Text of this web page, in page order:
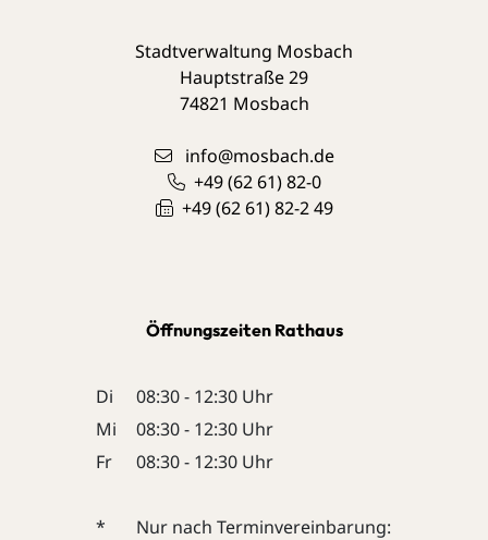
Stadtverwaltung Mosbach
Hauptstraße 29
74821 Mosbach
info@mosbach.de
+49 (62 61) 82-0
+49 (62 61) 82-2 49
Öffnungszeiten Rathaus
Di
08:30 - 12:30 Uhr
Mi
08:30 - 12:30 Uhr
Fr
08:30 - 12:30 Uhr
*
Nur nach Terminvereinbarung: